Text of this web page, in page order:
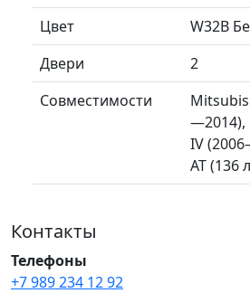
Цвет
W32B
Двери
2
Совместимости
—2014),
IV
AT (136
Контакты
Телефоны
+7 989 234 12 92